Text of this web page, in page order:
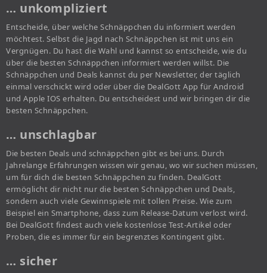
… unkompliziert
Entscheide, über welche Schnäppchen du informiert werden
möchtest. Selbst die Jagd nach Schnäppchen ist mit uns ein
Vergnügen. Du hast die Wahl und kannst so entscheide, wie du
über die besten Schnäppchen informiert werden willst. Die
Schnäppchen und Deals kannst du per Newsletter, der täglich
einmal verschickt wird oder über die DealGott App für Android
und Apple IOS erhalten. Du entscheidest und wir bringen dir die
besten Schnäppchen.
… unschlagbar
Die besten Deals und schnäppchen gibt es bei uns. Durch
Jahrelange Erfahrungen wissen wir genau, wo wir suchen müssen,
um für dich die besten Schnäppchen zu finden. DealGott
ermöglicht dir nicht nur die besten Schnäppchen und Deals,
sondern auch viele Gewinnspiele mit tollen Preise. Wie zum
Beispiel ein Smartphone, dass zum Release-Datum verlost wird.
Bei DealGott findest auch viele kostenlose Test-Artikel oder
Proben, die es immer für ein begrenztes Kontingent gibt.
… sicher